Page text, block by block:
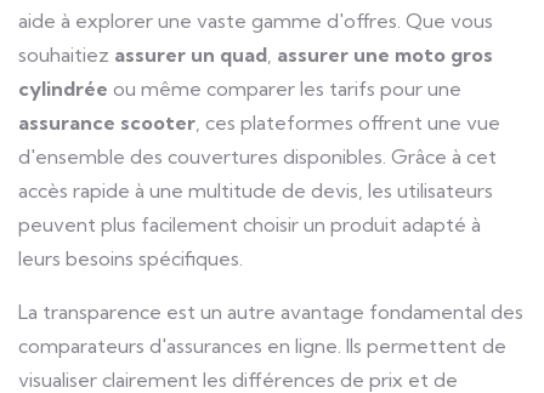
aide à explorer une vaste gamme d'offres. Que vous
souhaitiez assurer un quad, assurer une moto gros
cylindrée ou même comparer les tarifs pour une
assurance scooter, ces plateformes offrent une vue
d'ensemble des couvertures disponibles. Grâce à cet
accès rapide à une multitude de devis, les utilisateurs
peuvent plus facilement choisir un produit adapté à
leurs besoins spécifiques.
La transparence est un autre avantage fondamental des
comparateurs d'assurances en ligne. Ils permettent de
visualiser clairement les différences de prix et de